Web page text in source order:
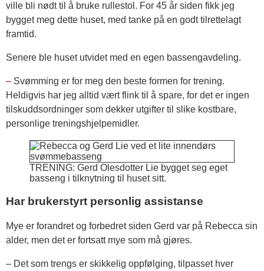
ville bli nødt til å bruke rullestol. For 45 år siden fikk jeg
bygget meg dette huset, med tanke på en godt tilrettelagt
framtid.
Senere ble huset utvidet med en egen bassengavdeling.
– Svømming er for meg den beste formen for trening.
Heldigvis har jeg alltid vært flink til å spare, for det er ingen
tilskuddsordninger som dekker utgifter til slike kostbare,
personlige treningshjelpemidler.
TRENING: Gerd Olesdotter Lie bygget seg eget
basseng i tilknytning til huset sitt.
Har brukerstyrt personlig assistanse
Mye er forandret og forbedret siden Gerd var på Rebecca sin
alder, men det er fortsatt mye som må gjøres.
– Det som trengs er skikkelig oppfølging, tilpasset hver